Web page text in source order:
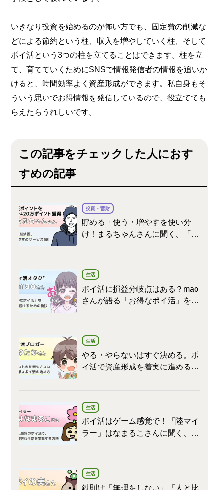
いきなり投資を始めるのが怖い方でも、固定費の削減な
どによる節約という柱、収入を増やしていく柱、そして
ポイ活という3つの柱を立てることはできます。柱を立
て、育てていくためにSNSで情報発信者の情報を追いか
けると、時間効率よく資産形成ができます。私自身もそ
ういう思いでお得情報を発信しているので、役立てても
らえたらうれしいです。
この記事をチェックした人におす
すめの記事
投資・蓄財
貯める・使う・増やすを使い分
け！まるちゃんさんに聞く、「楽
生活
ポイ活に損益分岐点はある？mao
さんが語る「お得なポイ活」を続
生活
やる・やらないはすぐ決める。ポ
イ活で資産形成を着実に進めるゆ
生活
ポイ活はゲーム感覚で！「陸マイ
ラー」はなまるこさんに聞く、ポ
生活
鉄則は「無理をしない」「人と比